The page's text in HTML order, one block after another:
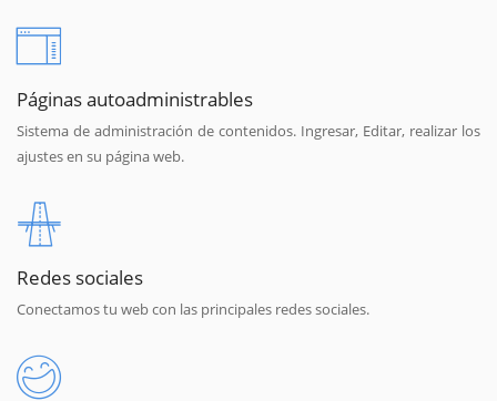
Páginas autoadministrables
Sistema de administración de contenidos. Ingresar, Editar, realizar los
ajustes en su página web.
Redes sociales
Conectamos tu web con las principales redes sociales.